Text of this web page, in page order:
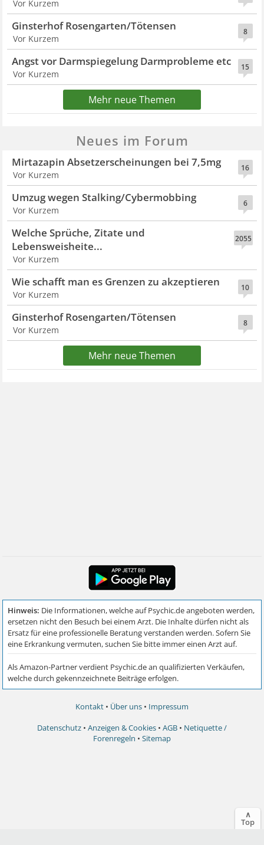
Vor Kurzem
8
Ginsterhof Rosengarten/Tötensen
Vor Kurzem
15
Angst vor Darmspiegelung Darmprobleme etc
Vor Kurzem
Mehr neue Themen
Neues im Forum
16
Mirtazapin Absetzerscheinungen bei 7,5mg
Vor Kurzem
6
Umzug wegen Stalking/Cybermobbing
Vor Kurzem
2055
Welche Sprüche, Zitate und
Lebensweisheite...
Vor Kurzem
10
Wie schafft man es Grenzen zu akzeptieren
Vor Kurzem
8
Ginsterhof Rosengarten/Tötensen
Vor Kurzem
Mehr neue Themen
Kontakt • Über uns • Impressum
Datenschutz • Anzeigen & Cookies • AGB • Netiquette /
Forenregeln • Sitemap
∧
Top